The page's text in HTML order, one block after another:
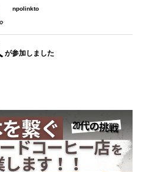
npolinkto
が参加しました